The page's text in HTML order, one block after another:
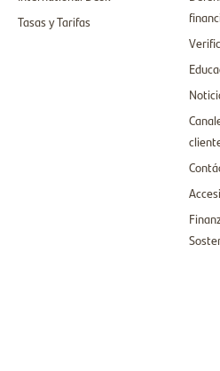
Tasas y Tarifas